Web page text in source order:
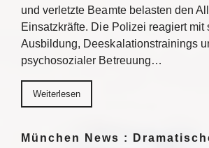
und verletzte Beamte belasten den
Einsatzkräfte. Die Polizei reagiert mit
Ausbildung, Deeskalationstrainings
psychosozialer Betreuung…
Weiterlesen
München News :